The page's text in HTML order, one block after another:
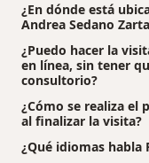
¿En dónde está
Andrea Sedano
¿Puedo hacer la
en línea, sin tener
consultorio?
¿Cómo se realiza el
al finalizar la visita?
¿Qué idiomas habla